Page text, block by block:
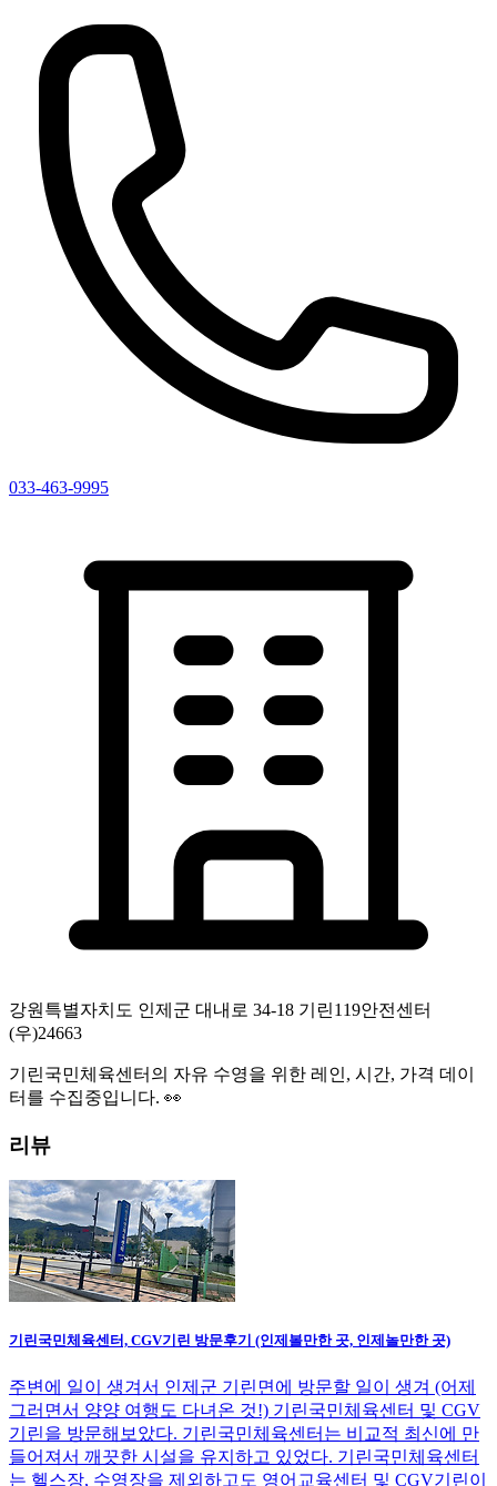
033-463-9995
강원특별자치도 인제군 대내로 34-18 기린119안전센터
(우)24663
기린국민체육센터 의 자유 수영을 위한 레인, 시간, 가격 데이
터를 수집중입니다. 👀
리뷰
기린국민체육센터, CGV기린 방문후기 (인제볼만한 곳, 인제놀만한 곳)
주변에 일이 생겨서 인제군 기린면에 방문할 일이 생겨 (어제
그러면서 양양 여행도 다녀온 것!) 기린국민체육센터 및 CGV
기린을 방문해보았다. 기린국민체육센터는 비교적 최신에 만
들어져서 깨끗한 시설을 유지하고 있었다. 기린국민체육센터
는 헬스장, 수영장을 제외하고도 영어교육센터 및 CGV기린이